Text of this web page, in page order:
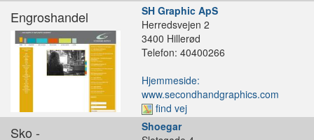
Engroshandel
SH Graphic ApS
Herredsvejen 2
3400 Hillerød
Telefon: 40400266
Hjemmeside:
www.secondhandgraphics.com
find vej
Sko -
Shoegar